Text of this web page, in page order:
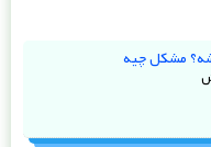
مشکل چیه